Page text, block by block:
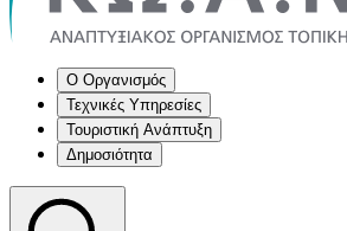
Ο Οργανισμός
Τεχνικές Υπηρεσίες
Τουριστική Ανάπτυξη
Δημοσιότητα